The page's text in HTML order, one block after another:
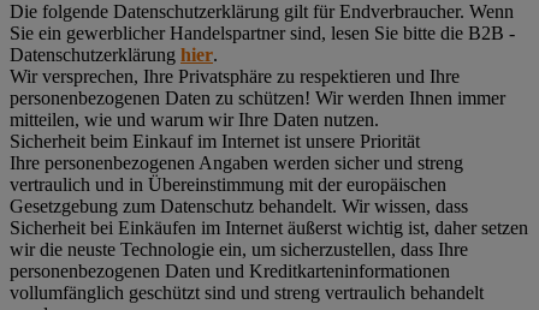
Die folgende Datenschutzerklärung gilt für Endverbraucher. Wenn
Sie ein gewerblicher Handelspartner sind, lesen Sie bitte die B2B -
Datenschutzerklärung hier.
Wir versprechen, Ihre Privatsphäre zu respektieren und Ihre
personenbezogenen Daten zu schützen! Wir werden Ihnen immer
mitteilen, wie und warum wir Ihre Daten nutzen.
Sicherheit beim Einkauf im Internet ist unsere Priorität
Ihre personenbezogenen Angaben werden sicher und streng
vertraulich und in Übereinstimmung mit der europäischen
Gesetzgebung zum Datenschutz behandelt. Wir wissen, dass
Sicherheit bei Einkäufen im Internet äußerst wichtig ist, daher setzen
wir die neuste Technologie ein, um sicherzustellen, dass Ihre
personenbezogenen Daten und Kreditkarteninformationen
vollumfänglich geschützt sind und streng vertraulich behandelt